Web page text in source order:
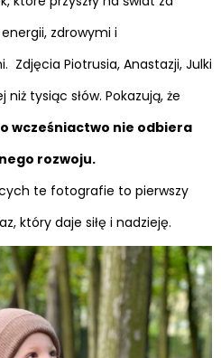
zdrowymi i
Piotrusia, Anastazji, Julki
tysiąc słów. Pokazują, że
wcześniactwo nie odbiera
rozwoju.
te fotografie to pierwszy
który daje siłę i nadzieję.